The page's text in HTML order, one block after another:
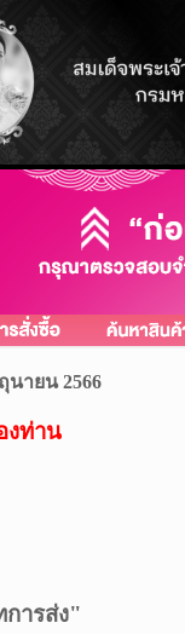
นายน 2566
งท่าน
การส่ง"